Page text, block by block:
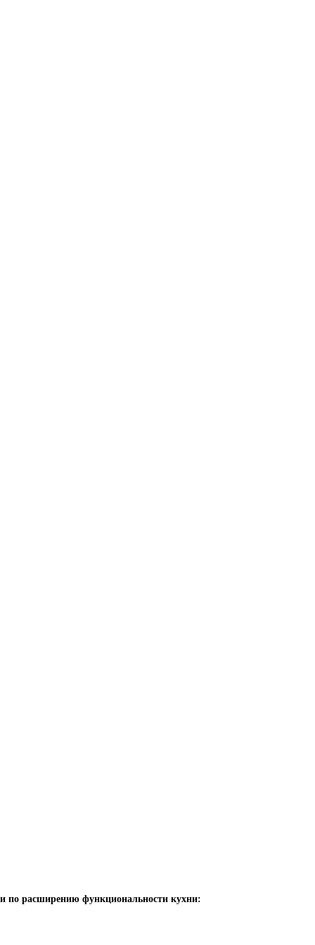
по расширению функциональности кухни: